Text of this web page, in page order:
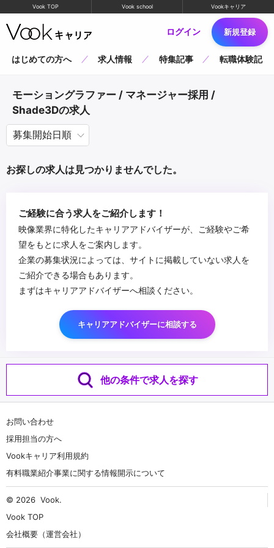
Vook TOP Vook school Vookキャリア
ログイン 新規登録
はじめての方へ 求人情報 特集記事 転職体験記
モーショングラファー / マネージャー採用 /
Shade3Dの求人
お探しの求人は見つかりませんでした。
ご経験に合う求人をご紹介します！
映像業界に特化したキャリアアドバイザーが、ご経験やご希
望をもとに求人をご案内します。
企業の募集状況によっては、サイトに掲載していない求人を
ご紹介できる場合もあります。
まずはキャリアアドバイザーへ相談ください。
キャリアアドバイザーに相談する
他の条件で求人を探す
お問い合わせ
採用担当の方へ
Vookキャリア利用規約
有料職業紹介事業に関する情報開示について
© 2026 Vook.
Vook TOP
会社概要（運営会社）